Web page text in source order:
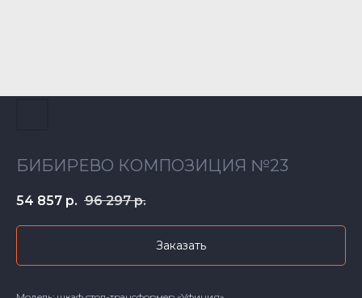
БИБИРЕВО КОМПОЗИЦИЯ №23
54 857 р. 96 297 р.
Заказать